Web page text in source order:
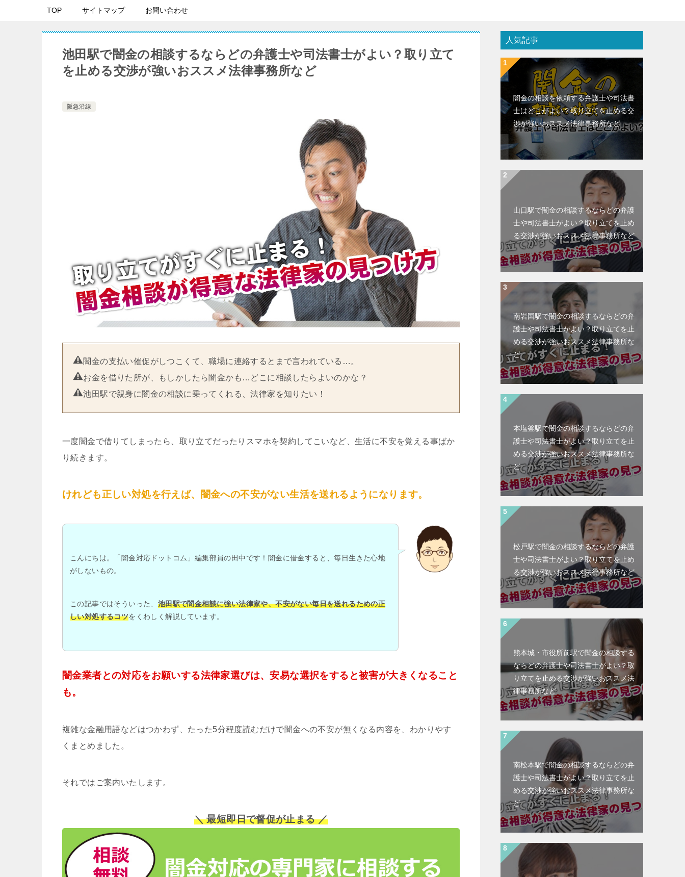
TOP サイトマップ お問い合わせ
池田駅で闇金の相談するならどの弁護士や司法書士がよい？取り立て
を止める交渉が強いおススメ法律事務所など
阪急沿線
闇金の支払い催促がしつこくて、職場に連絡するとまで言われている…。
お金を借りた所が、もしかしたら闇金かも…どこに相談したらよいのかな？
池田駅で親身に闇金の相談に乗ってくれる、法律家を知りたい！
一度闇金で借りてしまったら、取り立てだったりスマホを契約してこいなど、生活に不安を覚える事ばか
り続きます。
けれども正しい対処を行えば、闇金への不安がない生活を送れるようになります。
こんにちは。「闇金対応ドットコム」編集部員の田中です！闇金に借金すると、毎日生きた心地
がしないもの。
この記事ではそういった、 池田駅で闇金相談に強い法律家や、不安がない毎日を送れるための正
しい対処するコツをくわしく解説しています。
闇金業者との対応をお願いする法律家選びは、安易な選択をすると被害が大きくなること
も。
複雑な金融用語などはつかわず、たった5分程度読むだけで闇金への不安が無くなる内容を、わかりやす
くまとめました。
それではご案内いたします。
＼ 最短即日で督促が止まる ／
人気記事
闇金の相談を依頼する弁護士や司法書
士はどこがよい？取り立てを止める交
渉が強いおススメ法律事務所など
山口駅で闇金の相談するならどの弁護
士や司法書士がよい？取り立てを止め
る交渉が強いおススメ法律事務所など
南岩国駅で闇金の相談するならどの弁
護士や司法書士がよい？取り立てを止
める交渉が強いおススメ法律事務所な
ど
本塩釜駅で闇金の相談するならどの弁
護士や司法書士がよい？取り立てを止
める交渉が強いおススメ法律事務所な
ど
松戸駅で闇金の相談するならどの弁護
士や司法書士がよい？取り立てを止め
る交渉が強いおススメ法律事務所など
熊本城・市役所前駅で闇金の相談する
ならどの弁護士や司法書士がよい？取
り立てを止める交渉が強いおススメ法
律事務所など
南松本駅で闇金の相談するならどの弁
護士や司法書士がよい？取り立てを止
める交渉が強いおススメ法律事務所な
ど